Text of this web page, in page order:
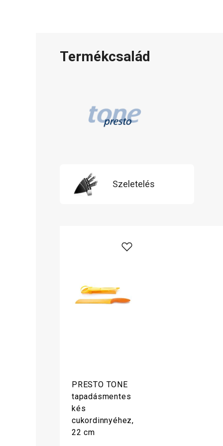
Termékcsalád
Szeletelés
PRESTO TONE
tapadásmentes
kés
cukordinnyéhez,
22 cm